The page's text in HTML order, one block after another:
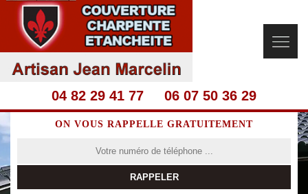
04 82 29 41 77 06 07 50 36 29
ON VOUS RAPPELLE GRATUITEMENT